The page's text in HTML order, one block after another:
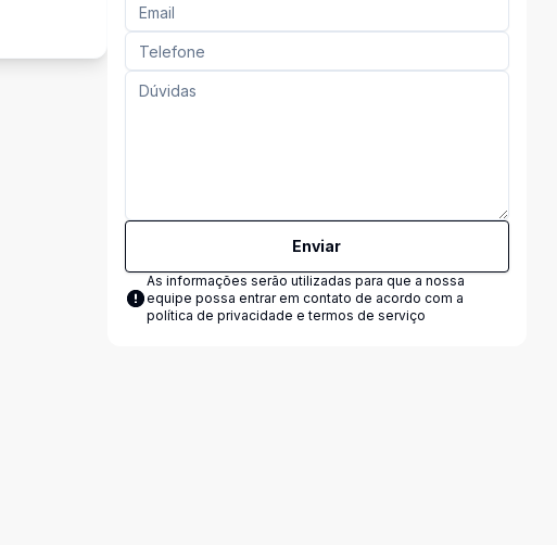
Enviar
As informações serão utilizadas para que a nossa
equipe possa entrar em contato de acordo com a
política de privacidade e termos de serviço